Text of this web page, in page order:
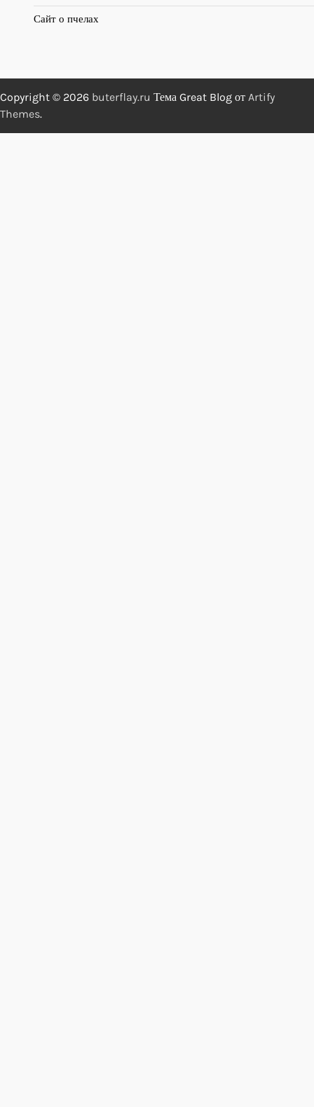
Сайт о пчелах
Copyright © 2026 buterflay.ru Тема Great Blog от Artify
Themes.